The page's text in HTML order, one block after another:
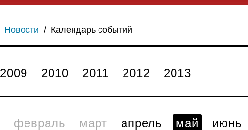
Новости / Календарь событий
2009 2010 2011 2012 2013
февраль март апрель май июнь